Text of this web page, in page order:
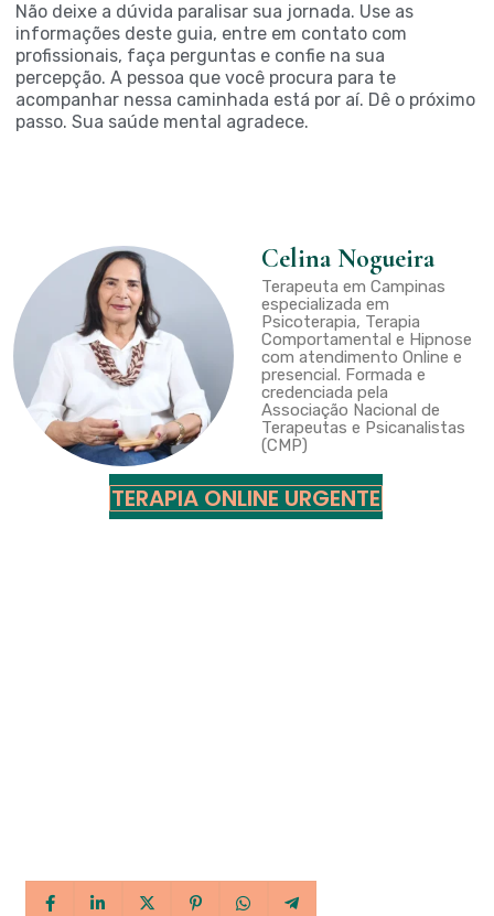
Não deixe a dúvida paralisar sua jornada. Use as
informações deste guia, entre em contato com
profissionais, faça perguntas e confie na sua
percepção. A pessoa que você procura para te
acompanhar nessa caminhada está por aí. Dê o próximo
passo. Sua saúde mental agradece.
Celina Nogueira
Terapeuta em Campinas
especializada em
Psicoterapia, Terapia
Comportamental e Hipnose
com atendimento Online e
presencial. Formada e
credenciada pela
Associação Nacional de
Terapeutas e Psicanalistas
(CMP)
TERAPIA ONLINE URGENTE